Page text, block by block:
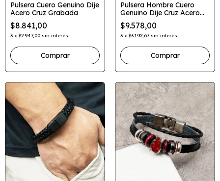
Pulsera Cuero Genuino Dije
Acero Cruz Grabada
$8.841,00
3 x $2.947,00 sin interés
Pulsera Hombre Cuero
Genuino Dije Cruz Acero
Conjunto 2 En 1
$9.578,00
3 x $3.192,67 sin interés